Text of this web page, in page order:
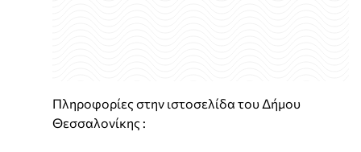
Πληροφορίες στην ιστοσελίδα του Δήμου
Θεσσαλονίκης :